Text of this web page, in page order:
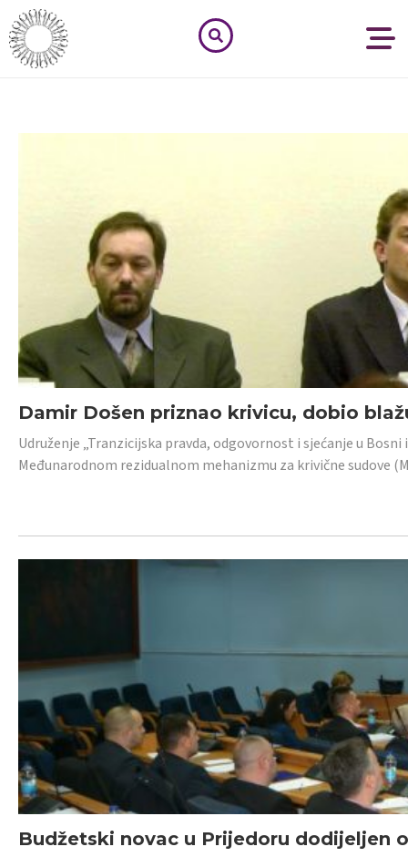
Damir Došen priznao krivicu, dobio
Udruženje „Tranzicijska pravda, odgovornost i sjećanje u
Međunarodnom rezidualnom mehanizmu za krivične sudove
Budžetski novac u Prijedoru dodijeljen